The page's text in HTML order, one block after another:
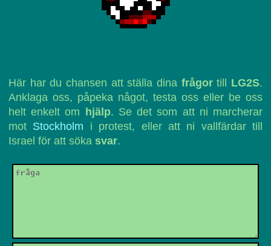
Här har du chansen att ställa dina frågortill LG2S.
Anklaga oss, påpeka något, testa oss eller be oss
helt enkelt om
hjälp. Se det som att ni marcherar
mot Stockholm i protest, eller att ni vallfärdar till
Israel för att söka svar.